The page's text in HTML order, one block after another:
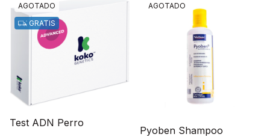
AGOTADO
GRATIS
Test ADN Perro
AGOTADO
Pyoben Shampoo